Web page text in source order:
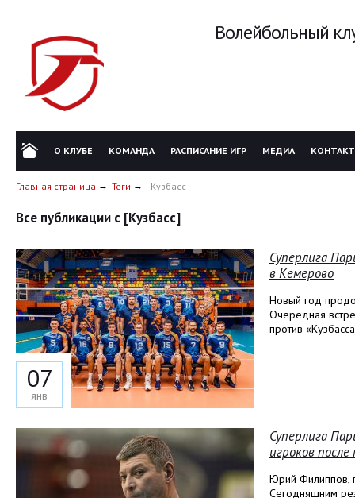
Волейбольный
О КЛУБЕ КОМАНДА РАСПИСАНИЕ ИГР МЕДИА
Главная страница Теги Кузбасс
Все публикации с [Кузбасс]
07
янв
Суперлига
в Кемерово
Новый год
Очередная
против
Суперлига
игроков
Юрий Филиппов,
Сегодняшним